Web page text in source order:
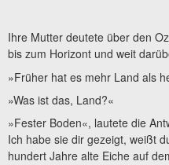
Ihre Mutter deutete über den
bis zum Horizont und weit
»Früher hat es mehr Land als
»Was ist das, Land?«
»Fester Boden«, lautete die
Ich habe sie dir gezeigt, weißt
hundert Jahre alte Eiche auf